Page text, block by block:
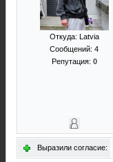
Откуда: Latvia
Сообщений: 4
Репутация: 0
Выразили согласие: